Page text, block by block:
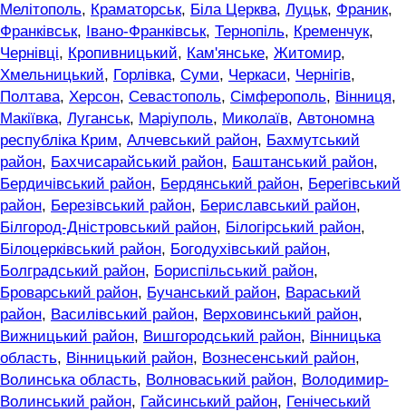
Мелітополь, Краматорськ, Біла Церква, Луцьк, Франик,
Франківськ, Івано-Франківськ, Тернопіль, Кременчук,
Чернівці, Кропивницький, Кам'янське, Житомир,
Хмельницький, Горлівка, Суми, Черкаси, Чернігів,
Полтава, Херсон, Севастополь, Сімферополь, Вінниця,
Макіївка, Луганськ, Маріуполь, Миколаїв, Автономна
республіка Крим, Алчевський район, Бахмутський
район, Бахчисарайський район, Баштанський район,
Бердичівський район, Бердянський район, Берегівський
район, Березівський район, Бериславський район,
Білгород-Дністровський район, Білогірський район,
Білоцерківський район, Богодухівський район,
Болградський район, Бориспільський район,
Броварський район, Бучанський район, Вараський
район, Василівський район, Верховинський район,
Вижницький район, Вишгородський район, Вінницька
область, Вінницький район, Вознесенський район,
Волинська область, Волноваський район, Володимир-
Волинський район, Гайсинський район, Генічеський